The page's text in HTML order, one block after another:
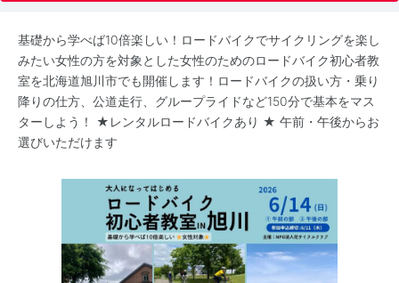
基礎から学べば10倍楽しい！ロードバイクでサイクリングを楽し
みたい女性の方を対象とした女性のためのロードバイク初心者教
室を北海道旭川市でも開催します！ロードバイクの扱い方・乗り
降りの仕方、公道走行、グループライドなど150分で基本をマス
ターしよう！ ★レンタルロードバイクあり ★ 午前・午後からお
選びいただけます